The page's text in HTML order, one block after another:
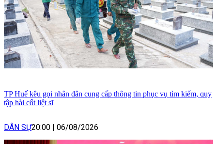
TP Huế kêu gọi nhân dân cung cấp thông tin phục vụ tìm kiếm, quy
tập hài cốt liệt sĩ
DÂN SỰ20:00 06/08/2026